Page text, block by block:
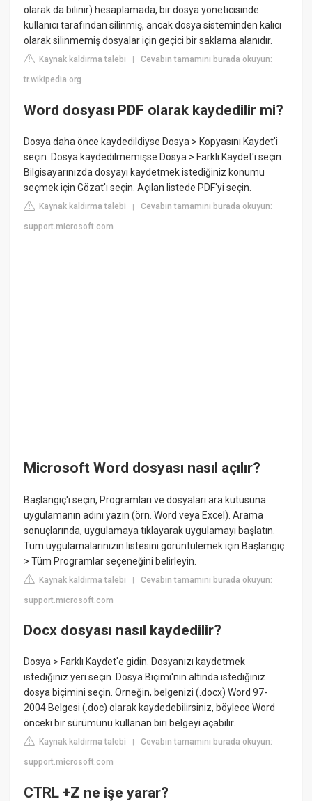
olarak da bilinir) hesaplamada, bir dosya yöneticisinde
kullanıcı tarafından silinmiş, ancak dosya sisteminden kalıcı
olarak silinmemiş dosyalar için geçici bir saklama alanıdır.
Kaynak kaldırma talebi |Cevabın tamamını burada okuyun:
tr.wikipedia.org
Word dosyası PDF olarak kaydedilir mi?
Dosya daha önce kaydedildiyse Dosya > Kopyasını Kaydet'i
seçin. Dosya kaydedilmemişse Dosya > Farklı Kaydet'i seçin.
Bilgisayarınızda dosyayı kaydetmek istediğiniz konumu
seçmek için Gözat'ı seçin. Açılan listede PDF'yi seçin.
Kaynak kaldırma talebi |Cevabın tamamını burada okuyun:
support.microsoft.com
Microsoft Word dosyası nasıl açılır?
Başlangıç'ı seçin, Programları ve dosyaları ara kutusuna
uygulamanın adını yazın (örn. Word veya Excel). Arama
sonuçlarında, uygulamaya tıklayarak uygulamayı başlatın.
Tüm uygulamalarınızın listesini görüntülemek için Başlangıç
> Tüm Programlar seçeneğini belirleyin.
Kaynak kaldırma talebi |Cevabın tamamını burada okuyun:
support.microsoft.com
Docx dosyası nasıl kaydedilir?
Dosya > Farklı Kaydet'e gidin. Dosyanızı kaydetmek
istediğiniz yeri seçin. Dosya Biçimi'nin altında istediğiniz
dosya biçimini seçin. Örneğin, belgenizi (.docx) Word 97-
2004 Belgesi (.doc) olarak kaydedebilirsiniz, böylece Word
önceki bir sürümünü kullanan biri belgeyi açabilir.
Kaynak kaldırma talebi |Cevabın tamamını burada okuyun:
support.microsoft.com
CTRL +Z ne işe yarar?